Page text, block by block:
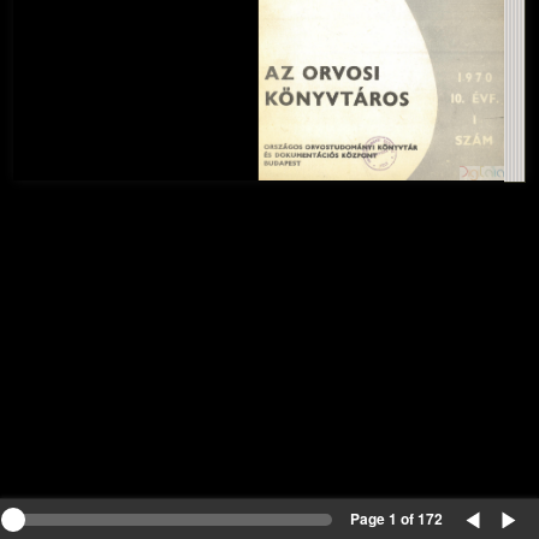
Page 1 of 172